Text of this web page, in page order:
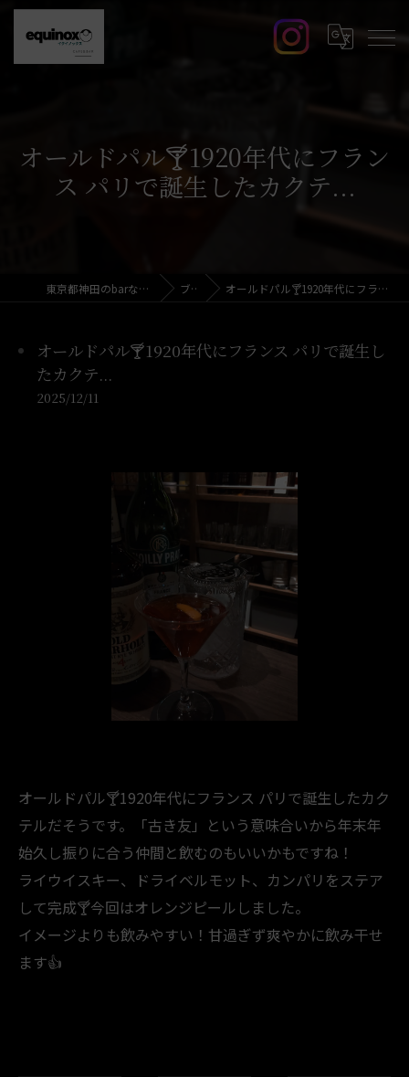
オールドパル🍸️1920年代にフラン
ス パリで誕生したカクテ...
東京都神田のbarならcafe&bar equinox ブログ オールドパル🍸️1920年代にフランス パリで誕生したカクテ...
オールドパル🍸️1920年代にフランス パリで誕生し
たカクテ...
2025/12/11
オールドパル🍸️1920年代にフランス パリで誕生したカク
テルだそうです。「古き友」という意味合いから年末年
始久し振りに合う仲間と飲むのもいいかもですね！
ライウイスキー、ドライベルモット、カンパリをステア
して完成🍸️今回はオレンジピールしました。
イメージよりも飲みやすい！甘過ぎず爽やかに飲み干せ
ます👍️